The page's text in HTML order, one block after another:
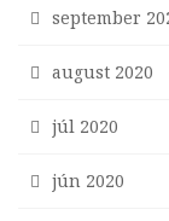
september
august 2020
júl 2020
jún 2020